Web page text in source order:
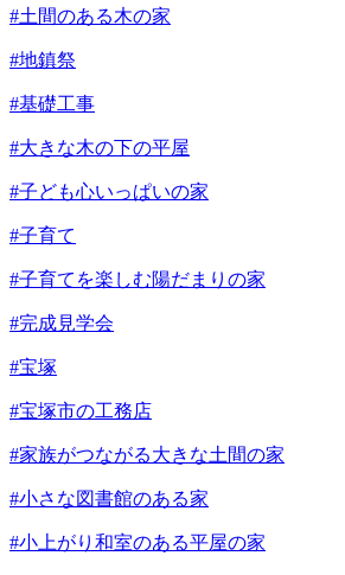
#土間のある木の家
#地鎮祭
#基礎工事
#大きな木の下の平屋
#子ども心いっぱいの家
#子育て
#子育てを楽しむ陽だまりの家
#完成見学会
#宝塚
#宝塚市の工務店
#家族がつながる大きな土間の家
#小さな図書館のある家
#小上がり和室のある平屋の家